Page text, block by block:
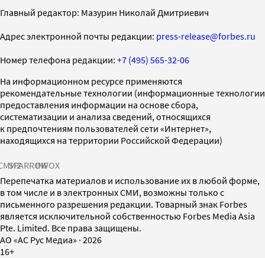
Главный редактор: Мазурин Николай Дмитриевич
Адрес электронной почты редакции: press-release@forbes.ru
Номер телефона редакции: +7 (495) 565-32-06
На информационном ресурсе применяются
рекомендательные технологии (информационные технологии
предоставления информации на основе сбора,
систематизации и анализа сведений, относящихся
к предпочтениям пользователей сети «Интернет»,
находящихся на территории Российской Федерации)
SPARROWINFOX
Перепечатка материалов и использование их в любой форме,
в том числе и в электронных СМИ, возможны только с
письменного разрешения редакции. Товарный знак Forbes
является исключительной собственностью Forbes Media Asia
Pte. Limited. Все права защищены.
AO «АС Рус Медиа» · 2026
16+